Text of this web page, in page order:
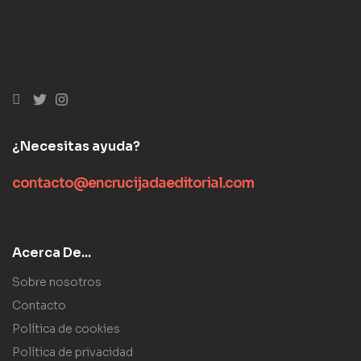
¿Necesitas ayuda?
contacto@encrucijadaeditorial.com
Acerca De...
Sobre nosotros
Contacto
Política de cookies
Política de privacidad